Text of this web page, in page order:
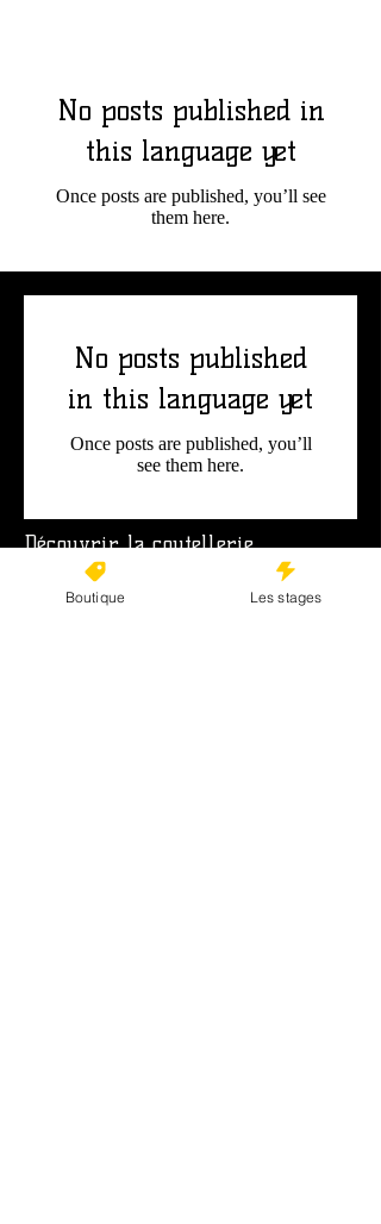
No posts published in
this language yet
Once posts are published, you’ll see
them here.
No posts published
in this language yet
Once posts are published, you’ll
see them here.
Découvrir la coutellerie
artisanale
Boutique Les stages